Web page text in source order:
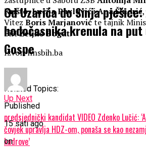
Krišto,Lucija PavlovićiAna Šindrić
Vitez Boris Marjanovićte tajnik
BiHŽeljko Bogut.
Izvor: hnsbih.ba
Related Topics:
Up Next
predsjednički kandidat VIDEO Zdenko Lučić:
čovjek upravlja HDZ-om, ponaša se kao
kadrove’
Od Uzarića do Sinja
hodočasnika krenula na
Gospe
Published
15 sati ago
on